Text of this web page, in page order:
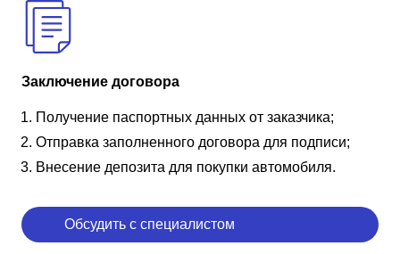
Заключение договора
Получение паспортных данных от заказчика;
Отправка заполненного договора для подписи;
Внесение депозита для покупки автомобиля.
Обсудить с специалистом